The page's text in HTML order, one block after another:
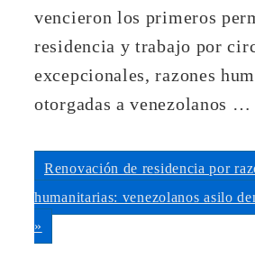
vencieron los primeros
residencia y trabajo por
excepcionales, razones
otorgadas a venezolanos …
Renovación de residencia por
humanitarias: venezolanos asilo
»